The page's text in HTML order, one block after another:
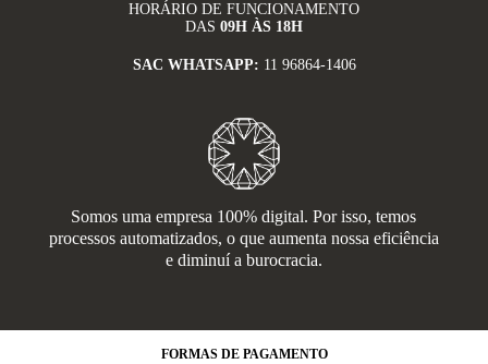
HORÁRIO DE FUNCIONAMENTO
DAS 09H ÀS 18H
SAC WHATSAPP: 11 96864-1406
Somos uma empresa 100% digital. Por isso, temos
processos automatizados, o que aumenta nossa eficiência
e diminuí a burocracia.
FORMAS DE PAGAMENTO